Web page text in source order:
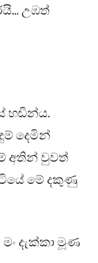
උඹත්
හඬින්ය.
දෙමින්
අතින් වුවත්
මේ දකුණු
දැක්කා මූණ